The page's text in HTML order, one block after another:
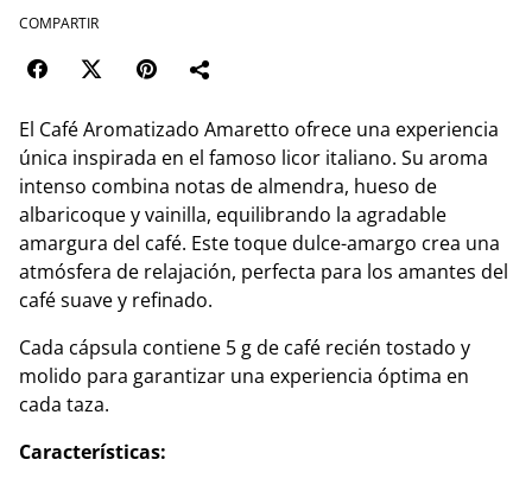
COMPARTIR
El Café Aromatizado Amaretto ofrece una experiencia
única inspirada en el famoso licor italiano. Su aroma
intenso combina notas de almendra, hueso de
albaricoque y vainilla, equilibrando la agradable
amargura del café. Este toque dulce-amargo crea una
atmósfera de relajación, perfecta para los amantes del
café suave y refinado.
Cada cápsula contiene 5 g de café recién tostado y
molido para garantizar una experiencia óptima en
cada taza.
Características: